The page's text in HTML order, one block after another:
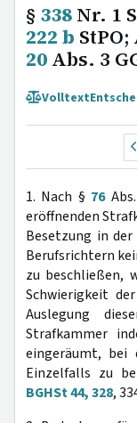
§ 338 Nr. 1
222 b
20 Abs. 3
Volltext
1. Nach § 76
eröffnenden
Besetzung in
Berufsrichtern
zu beschließen,
Schwierigkeit
Auslegung
Strafkammer
eingeräumt, bei
Einzelfalls zu
BGHSt 44, 328,